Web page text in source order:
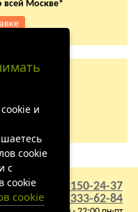
всей Москве*
84
+7 (495) 150-24-37
8 (800) 333-62-84
и
cookie
с
cookie
cookie